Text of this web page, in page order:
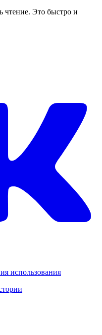
чтение. Это быстро и
использования